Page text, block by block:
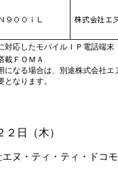
対応したモバイルＩＰ電話端末
載ＦＯＭＡ
になる場合は、別途株式会社
となります。
日（木）
エヌ・ティ・ティ・ドコ